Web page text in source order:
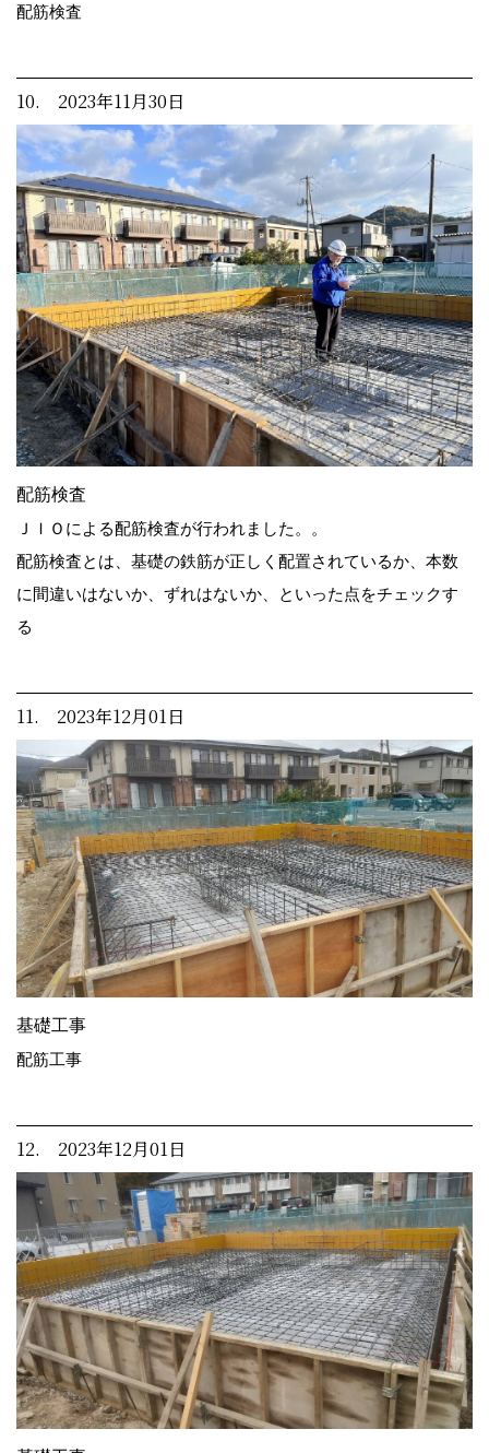
配筋検査
10. 2023年11月30日
配筋検査
ＪＩＯによる配筋検査が行われました。。
配筋検査とは、基礎の鉄筋が正しく配置されているか、本数
に間違いはないか、ずれはないか、といった点をチェックす
る
11. 2023年12月01日
基礎工事
配筋工事
12. 2023年12月01日